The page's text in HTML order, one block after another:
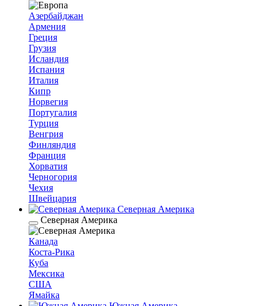
Азербайджан
Армения
Греция
Грузия
Исландия
Испания
Италия
Кипр
Норвегия
Португалия
Турция
Венгрия
Финляндия
Франция
Хорватия
Черногория
Чехия
Швейцария
Северная Америка
Северная Америка
Канада
Коста-Рика
Куба
Мексика
США
Ямайка